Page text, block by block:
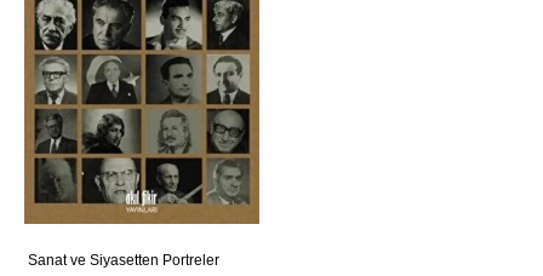
Sanat ve Siyasetten Portreler